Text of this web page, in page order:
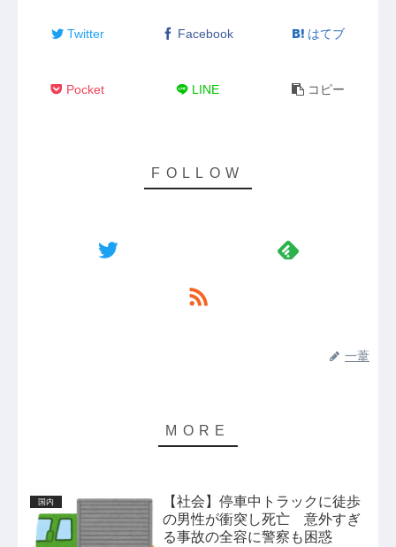
Twitter Facebook はてブ
Pocket LINE コピー
一葦
国内
【社会】停車中トラックに徒歩
の男性が衝突し死亡 意外すぎ
る事故の全容に警察も困惑